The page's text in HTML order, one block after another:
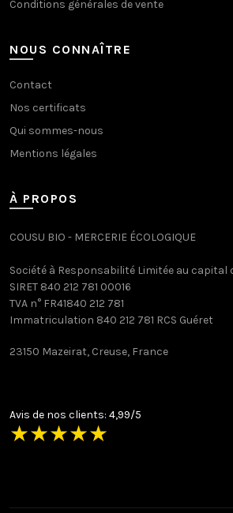
Conditions générales de vente
NOUS CONNAÎTRE
Contact
Nos certificats
Qui sommes-nous
Mentions légales
À PROPOS
COUSU BIO - MERCERIE ÉCOLOGIQUE
Société à Responsabilité Limitée au capital
SIRET 840 212 781 00016
TVA n° FR41840 212 781
Immatriculation 840 212 781 RCS Guéret
23150 Mazeirat, Creuse, France
Avis de nos clients: 4,99/5
★★★★★